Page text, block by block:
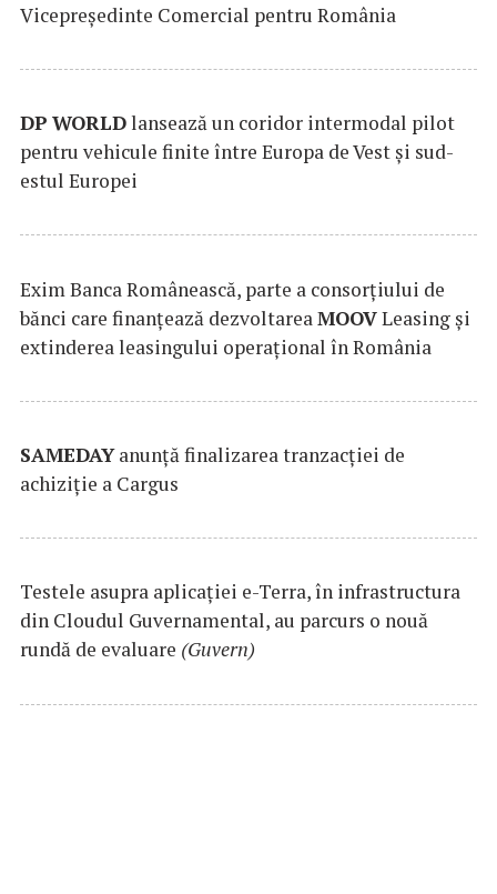
Vicepreședinte Comercial pentru România
DP WORLDlansează un coridor intermodal pilot
pentru vehicule finite între Europa de Vest și sud-
estul Europei
Exim Banca Românească, parte a consorțiului de
bănci care finanțează dezvoltareaMOOVLeasing și
extinderea leasingului operațional în România
SAMEDAYanunță finalizarea tranzacției de
achiziție a Cargus
Testele asupra aplicaţiei e-Terra, în infrastructura
din Cloudul Guvernamental, au parcurs o nouă
rundă de evaluare (Guvern)